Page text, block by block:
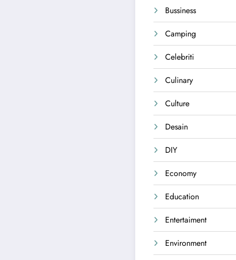
Bussiness
Camping
Celebriti
Culinary
Culture
Desain
DIY
Economy
Education
Entertaiment
Environment